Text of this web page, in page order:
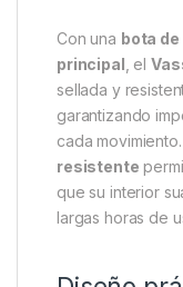
Con una bota
principal , el
sellada y
garantizando
cada movimiento.
resistente
que su interior
largas horas de